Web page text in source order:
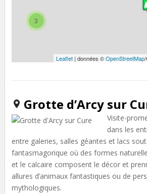
3
Leaflet | données ©OpenStreetMap
Grotte d’Arcy sur
Visite-
dans les
entre galeries, salles géantes et lacs
fantasmagorique où des formes
et le calcaire composent le décor et
allures d’animaux fantastiques ou de
mythologiques.